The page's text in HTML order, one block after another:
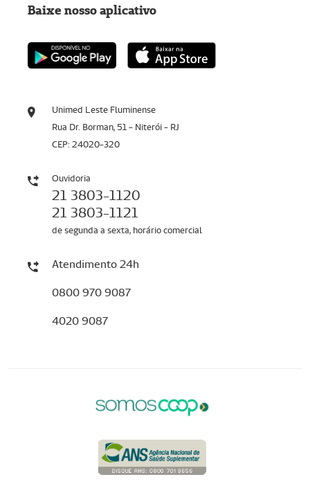
Unimed Leste Fluminense
Rua Dr. Borman, 51 - Niterói - RJ
CEP: 24020-320
Ouvidoria
21 3803-1120
21 3803-1121
de segunda a sexta, horário comercial
Atendimento 24h
0800 970 9087
4020 9087
Baixe nosso aplicativo